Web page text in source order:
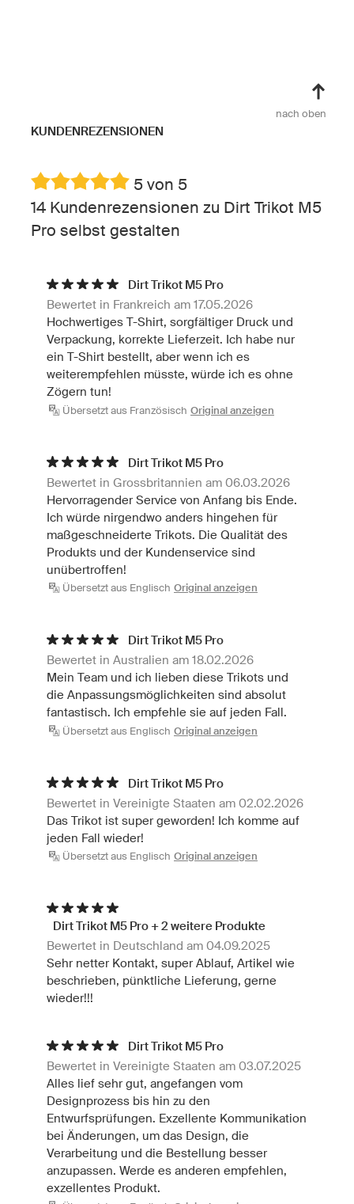
nach oben
KUNDENREZENSIONEN
5 von 5
14 Kundenrezensionen zu Dirt Trikot M5
Pro selbst gestalten
Dirt Trikot M5 Pro
Bewertet in Frankreich am 17.05.2026
Hochwertiges T-Shirt, sorgfältiger Druck und
Verpackung, korrekte Lieferzeit. Ich habe nur
ein T-Shirt bestellt, aber wenn ich es
weiterempfehlen müsste, würde ich es ohne
Zögern tun!
Übersetzt aus Französisch Original anzeigen
Dirt Trikot M5 Pro
Bewertet in Grossbritannien am 06.03.2026
Hervorragender Service von Anfang bis Ende.
Ich würde nirgendwo anders hingehen für
maßgeschneiderte Trikots. Die Qualität des
Produkts und der Kundenservice sind
unübertroffen!
Übersetzt aus Englisch Original anzeigen
Dirt Trikot M5 Pro
Bewertet in Australien am 18.02.2026
Mein Team und ich lieben diese Trikots und
die Anpassungsmöglichkeiten sind absolut
fantastisch. Ich empfehle sie auf jeden Fall.
Übersetzt aus Englisch Original anzeigen
Dirt Trikot M5 Pro
Bewertet in Vereinigte Staaten am 02.02.2026
Das Trikot ist super geworden! Ich komme auf
jeden Fall wieder!
Übersetzt aus Englisch Original anzeigen
Dirt Trikot M5 Pro + 2 weitere Produkte
Bewertet in Deutschland am 04.09.2025
Sehr netter Kontakt, super Ablauf, Artikel wie
beschrieben, pünktliche Lieferung, gerne
wieder!!!
Dirt Trikot M5 Pro
Bewertet in Vereinigte Staaten am 03.07.2025
Alles lief sehr gut, angefangen vom
Designprozess bis hin zu den
Entwurfsprüfungen. Exzellente Kommunikation
bei Änderungen, um das Design, die
Verarbeitung und die Bestellung besser
anzupassen. Werde es anderen empfehlen,
exzellentes Produkt.